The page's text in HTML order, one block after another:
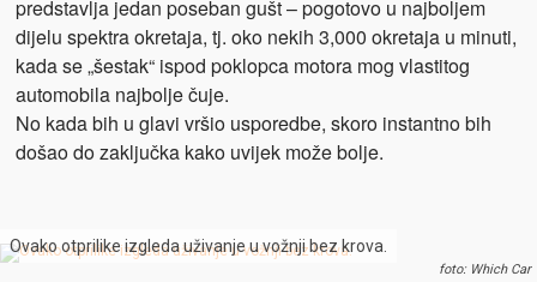
predstavlja jedan poseban gušt – pogotovo u najboljem
dijelu spektra okretaja, tj. oko nekih 3,000 okretaja u minuti,
kada se „šestak“ ispod poklopca motora mog vlastitog
automobila najbolje čuje.
No kada bih u glavi vršio usporedbe, skoro instantno bih
došao do zaključka kako uvijek može bolje.
Ovako otprilike izgleda uživanje u vožnji bez krova.
foto: Which Car